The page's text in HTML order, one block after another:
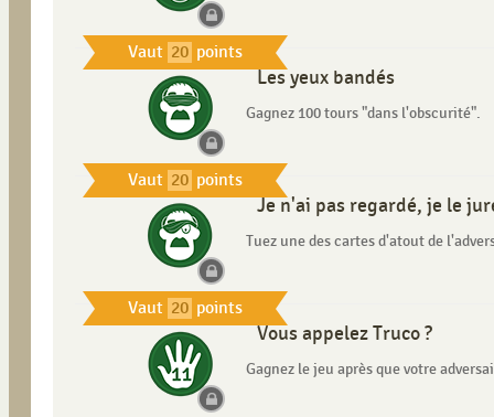
Vaut 20 points
Vaut 20 points
Les yeux bandés
Gagnez 100 tours "dans l'obscurité".
Vaut 20 points
Je n'ai pas regardé, je le
Tuez une des cartes d'atout de
Vous appelez Truco ?
Gagnez le jeu après que votre